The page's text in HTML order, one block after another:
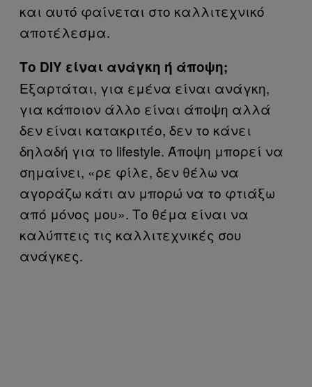
και αυτό φαίνεται στο καλλιτεχνικό
αποτέλεσμα.
Το DIY είναι ανάγκη ή άποψη;
Εξαρτάται, για εμένα είναι ανάγκη,
για κάποιον άλλο είναι άποψη αλλά
δεν είναι κατακριτέο, δεν το κάνει
δηλαδή για το lifestyle. Άποψη μπορεί να
σημαίνει, «ρε φίλε, δεν θέλω να
αγοράζω κάτι αν μπορώ να το φτιάξω
από μόνος μου». Το θέμα είναι να
καλύπτεις τις καλλιτεχνικές σου
ανάγκες.